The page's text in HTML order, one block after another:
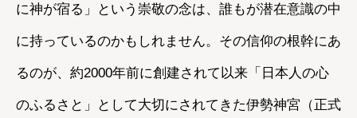
に神が宿る」という崇敬の念は、誰もが潜在意識の中
に持っているのかもしれません。その信仰の根幹にあ
るのが、約2000年前に創建されて以来「日本人の心
のふるさと」として大切にされてきた伊勢神宮（正式